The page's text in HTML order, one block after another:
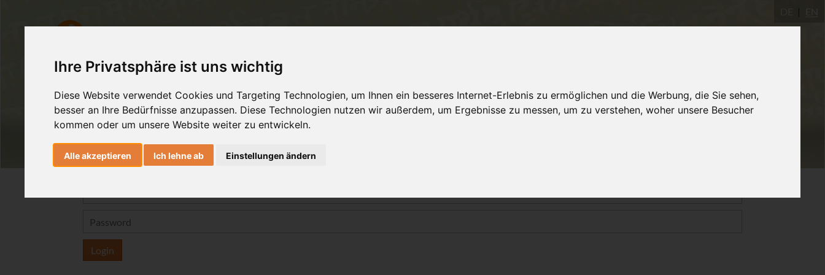
Ihre Privatsphäre ist uns wichtig
Diese Website verwendet Cookies und Targeting Technologien, um Ihnen ein besseres Internet-Erlebnis zu ermöglichen und die Werbung, die Sie sehen,
besser an Ihre Bedürfnisse anzupassen. Diese Technologien nutzen wir außerdem, um Ergebnisse zu messen, um zu verstehen, woher unsere Besucher
kommen oder um unsere Website weiter zu entwickeln.
Alle akzeptieren Ich lehne ab Einstellungen ändern
EN
Login